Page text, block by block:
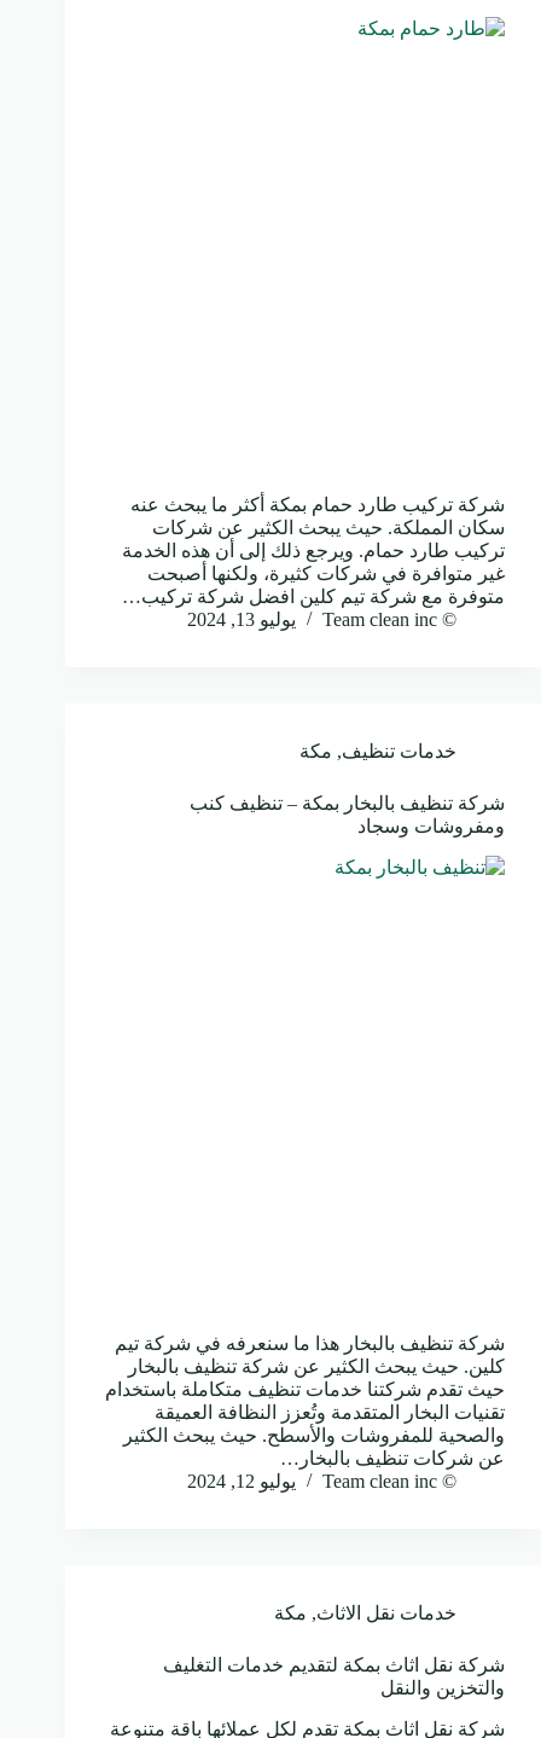
شركة تركيب طارد حمام بمكة أكثر ما يبحث عنه
سكان المملكة. حيث يبحث الكثير عن شركات
تركيب طارد حمام. ويرجع ذلك إلى أن هذه الخدمة
غير متوافرة في شركات كثيرة، ولكنها أصبحت
متوفرة مع شركة تيم كلين افضل شركة تركيب…
© Team clean inc
يوليو 13, 2024
خدمات تنظيف, مكة
شركة تنظيف بالبخار بمكة – تنظيف كنب
ومفروشات وسجاد
شركة تنظيف بالبخار هذا ما سنعرفه في شركة تيم
كلين. حيث يبحث الكثير عن شركة تنظيف بالبخار
حيث تقدم شركتنا خدمات تنظيف متكاملة باستخدام
تقنيات البخار المتقدمة وتُعزز النظافة العميقة
والصحية للمفروشات والأسطح. حيث يبحث الكثير
عن شركات تنظيف بالبخار…
© Team clean inc
يوليو 12, 2024
خدمات نقل الاثاث, مكة
شركة نقل اثاث بمكة لتقديم خدمات التغليف
والتخزين والنقل
شركة نقل اثاث بمكة تقدم لكل عملائها باقة متنوعة